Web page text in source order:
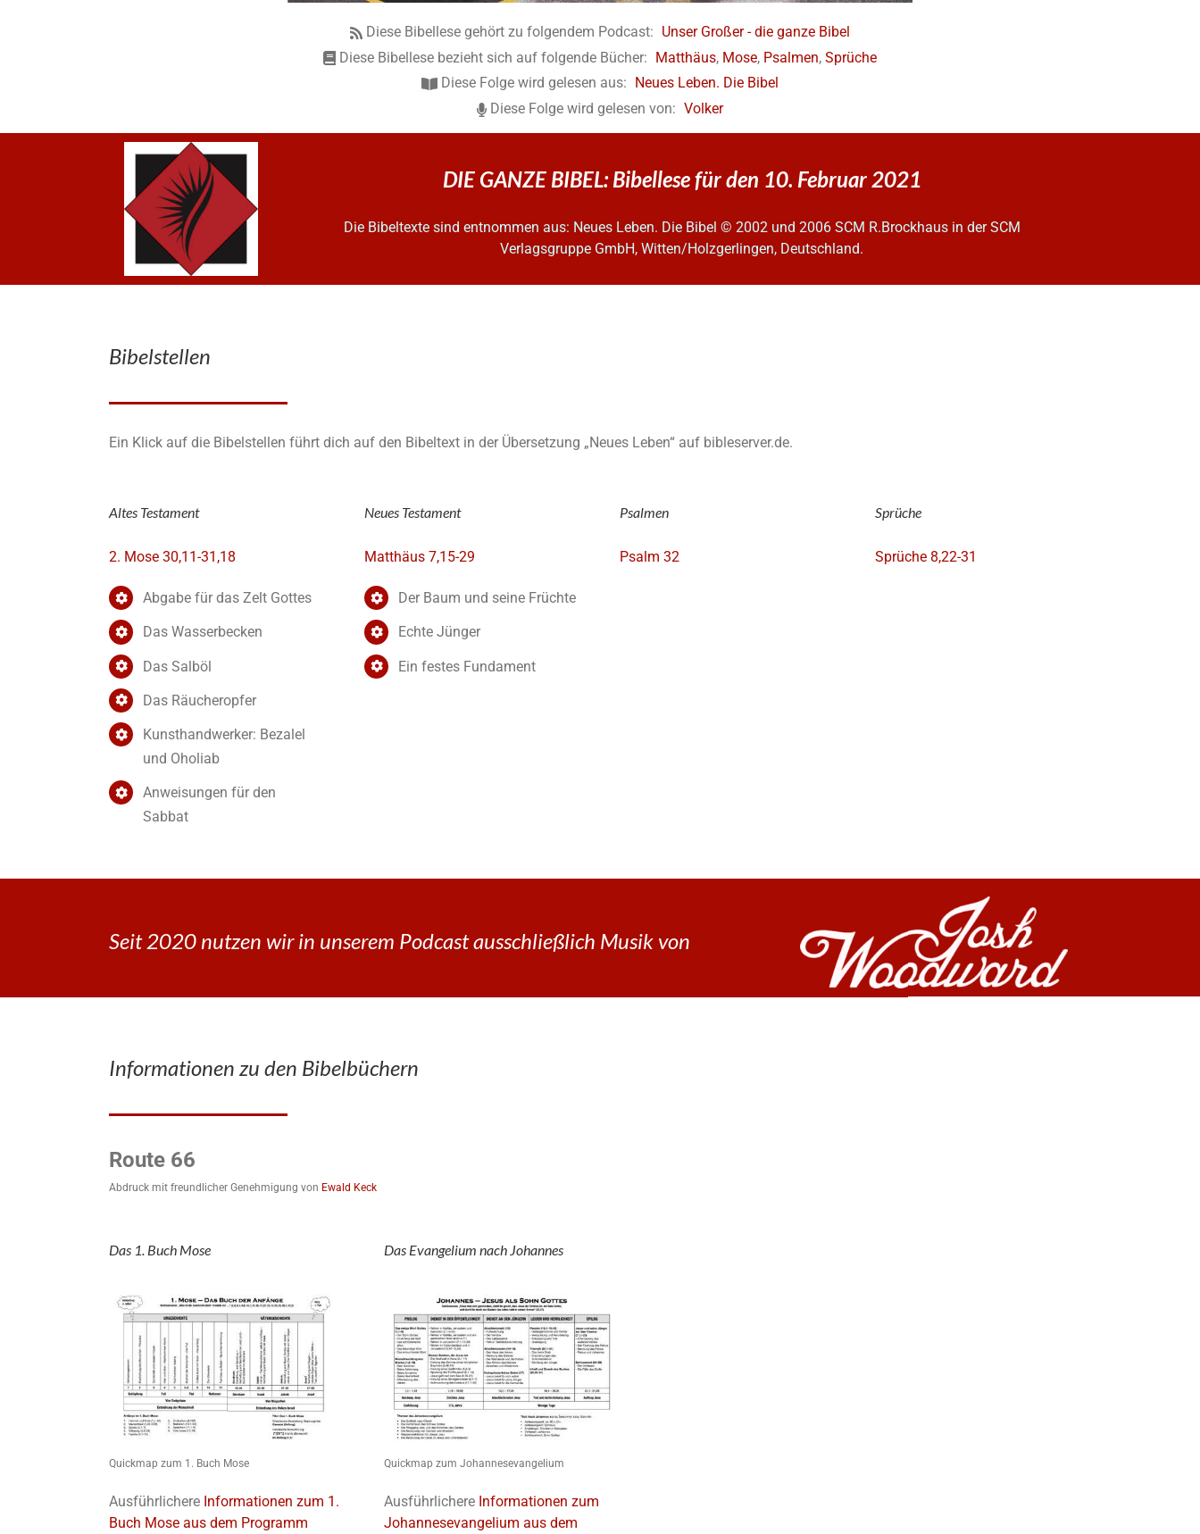
Diese Bibellese gehört zu folgendem Podcast: Unser Großer - die ganze Bibel
Diese Bibellese bezieht sich auf folgende Bücher: Matthäus, Mose, Psalmen, Sprüche
Diese Folge wird gelesen aus:
Neues Leben. Die Bibel
Diese Folge wird gelesen von: Volker
DIE GANZE BIBEL: Bibellese für den 10. Februar 2021
Die Bibeltexte sind entnommen aus: Neues Leben. Die Bibel © 2002 und 2006 SCM R.Brockhaus in der SCM
Verlagsgruppe GmbH, Witten/Holzgerlingen, Deutschland.
Bibelstellen
Ein Klick auf die Bibelstellen führt dich auf den Bibeltext in der Übersetzung „Neues Leben“ auf bibleserver.de.
Altes Testament
2. Mose 30,11-31,18
Abgabe für das Zelt Gottes
Das Wasserbecken
Das Salböl
Das Räucheropfer
Kunsthandwerker: Bezalel
und Oholiab
Anweisungen für den
Sabbat
Neues Testament
Matthäus 7,15-29
Der Baum und seine Früchte
Echte Jünger
Ein festes Fundament
Psalmen
Psalm 32
Sprüche
Sprüche 8,22-31
Seit 2020 nutzen wir in unserem Podcast ausschließlich Musik von
Informationen zu den Bibelbüchern
Route 66
Abdruck mit freundlicher Genehmigung von Ewald Keck
Das 1. Buch Mose
Quickmap zum 1. Buch Mose
Ausführlichere Informationen zum 1.
Buch Mose aus dem Programm
Das Evangelium nach Johannes
Quickmap zum Johannesevangelium
Ausführlichere Informationen zum
Johannesevangelium aus dem